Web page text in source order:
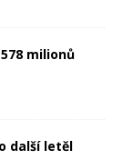
milionů
další letěl